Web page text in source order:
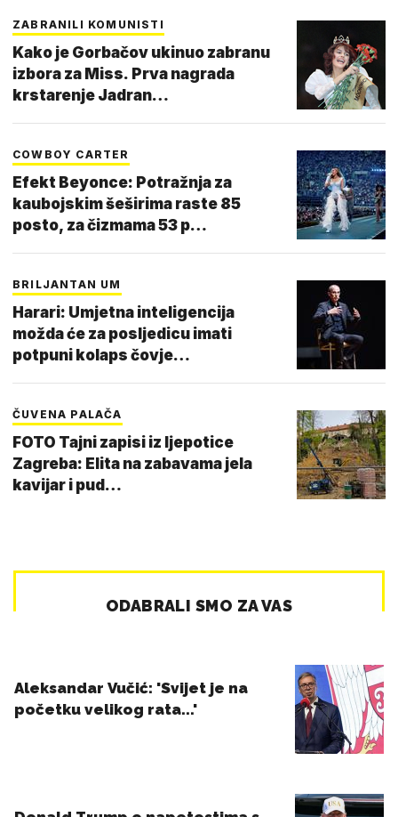
ZABRANILI KOMUNISTI
Kako je Gorbačov ukinuo zabranu
izbora za Miss. Prva nagrada
krstarenje Jadran…
COWBOY CARTER
Efekt Beyonce: Potražnja za
kaubojskim šeširima raste 85
posto, za čizmama 53 p…
BRILJANTAN UM
Harari: Umjetna inteligencija
možda će za posljedicu imati
potpuni kolaps čovje…
ČUVENA PALAČA
FOTO Tajni zapisi iz ljepotice
Zagreba: Elita na zabavama jela
kavijar i pud…